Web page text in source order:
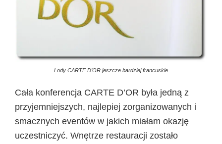
Lody CARTE D’OR jeszcze bardziej francuskie
Cała konferencja CARTE D’OR była jedną z
przyjemniejszych, najlepiej zorganizowanych i
smacznych eventów w jakich miałam okazję
uczestniczyć. Wnętrze restauracji zostało